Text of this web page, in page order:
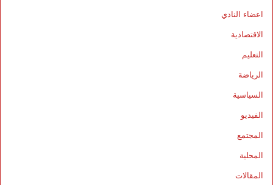
اعضاء النادي
الاقتصادية
التعليم
الرياضة
السياسية
الفيديو
المجتمع
المحلية
المقالات